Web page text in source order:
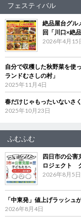
フェスティバル
絶品屋台グル
回「川口×絶
2026年4月15
自分で収穫した秋野菜を使
ランドむさしの村」
2025年11月4日
春だけじゃもったいないさ
2025年10月23日
ふむふむ
四日市の公害
ロジェクト
2026年8月5日
「中東発」値上げラッシ
2026年8月4日